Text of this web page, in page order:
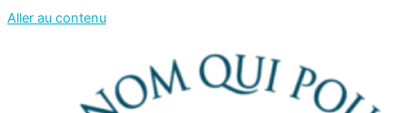
Aller au contenu